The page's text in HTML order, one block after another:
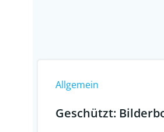
Allgemein
Geschützt: